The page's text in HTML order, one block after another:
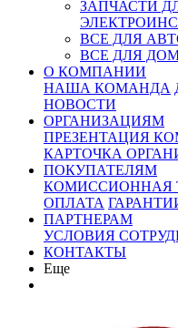
ЗАПЧАСТИ
ВСЕ ДЛЯ
ВСЕ ДЛЯ
О КОМПАНИИ
НАША КОМАНДА
НОВОСТИ
ОРГАНИЗАЦИЯМ
ПРЕЗЕНТАЦИЯ
КАРТОЧКА
ПОКУПАТЕЛЯМ
КОМИССИОННАЯ
ОПЛАТА
ПАРТНЕРАМ
УСЛОВИЯ
КОНТАКТЫ
Еще